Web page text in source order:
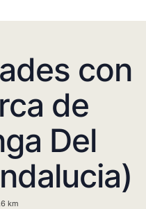
con
de
Del
km